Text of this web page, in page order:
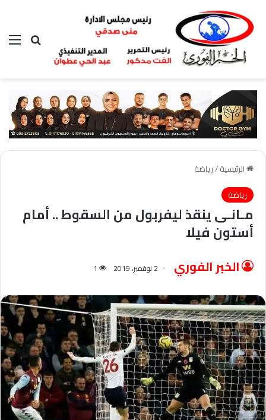
بحث عن
الرئيسية/رياضة
رياضة
مـانـى ينقذ ليفربول من السقوط .. أمام
أستون فيلا
الخبر الفوري 2 نوفمبر، 2019 1